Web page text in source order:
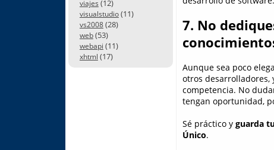
viajes (12)
visualstudio(11)
vs2008(28)
web(53)
webapi (11)
xhtml (17)
7. No
Aunque sea poco
otros desarrolladores,
competencia. No
tengan oportunidad,
Sé práctico y guarda
Único.